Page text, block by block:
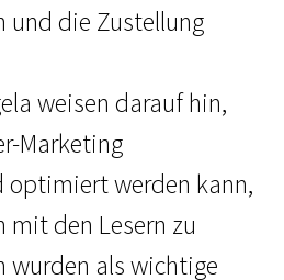
und die Zustellung
weisen darauf hin,
Marketing
optimiert werden kann,
den Lesern zu
wurden als wichtige